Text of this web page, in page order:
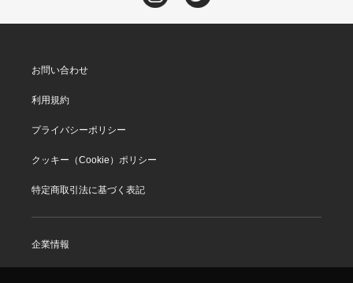
お問い合わせ
利用規約
プライバシーポリシー
クッキー（Cookie）ポリシー
特定商取引法に基づく表記
企業情報